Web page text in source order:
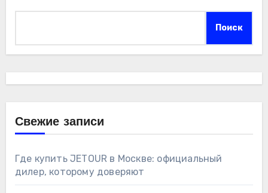
Поиск
Свежие записи
Где купить JETOUR в Москве: официальный
дилер, которому доверяют